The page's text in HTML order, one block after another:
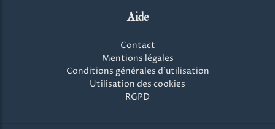
Aide
Contact
Mentions légales
Conditions générales d'utilisation
Utilisation des cookies
RGPD